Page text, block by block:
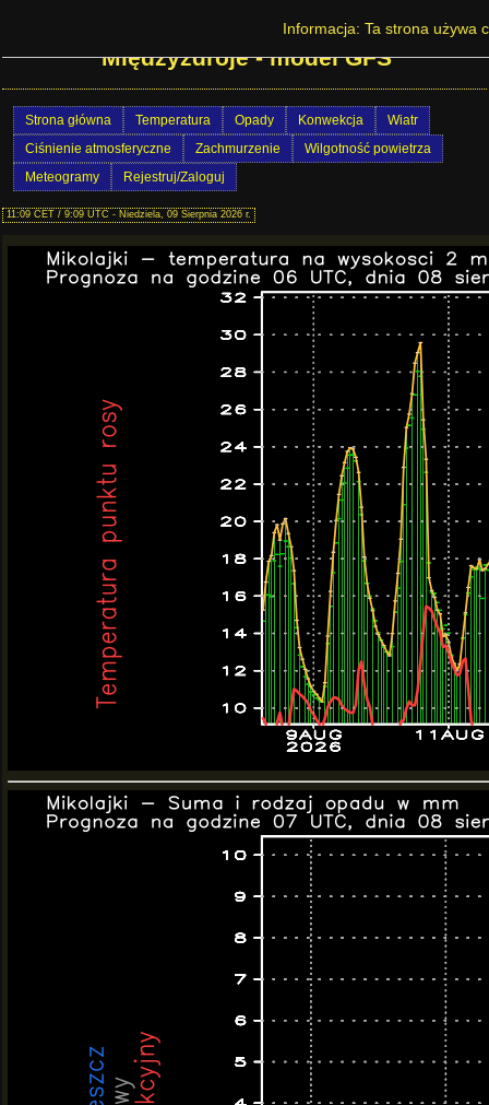
Prognoza pogody na Dolnym Śląsku -
Międzyzdroje - model GFS
Strona główna Temperatura Opady Konwekcja
Wiatr
Ciśnienie atmosferyczne
Zachmurzenie
Wilgotność powietrza
Meteogramy
Rejestruj/Zaloguj
11:09 CET / 9:09 UTC - Niedziela, 09 Sierpnia 2026 r.
Informacja: Ta strona używa